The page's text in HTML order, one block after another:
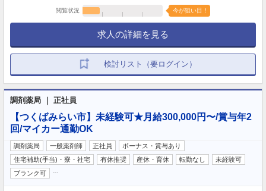
閲覧状況 今が狙い目！
求人の詳細を見る
検討リスト（要ログイン）
調剤薬局 ｜ 正社員
【つくばみらい市】未経験可★月給300,000円〜/賞与年2
回/マイカー通勤OK
調剤薬局 一般薬剤師 正社員
ボーナス・賞与あり
住宅補助(手当)・寮・社宅
有休推奨 産休・育休 転勤なし
未経験可
ブランク可